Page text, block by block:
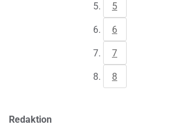
5
6
7
8
Redaktion